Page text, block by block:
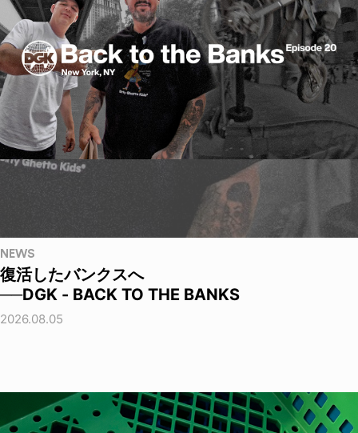
NEWS
復活したバンクスへ
──DGK - BACK TO THE BANKS
2026.08.05